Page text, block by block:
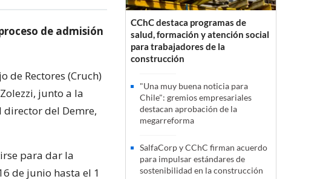
de admisión
de Rectores (Cruch)
junto a la
director del Demre,
para dar la
de junio hasta el 1
CChC destaca programas de
salud, formación y atención social
para trabajadores de la
construcción
"Una muy buena noticia para
Chile": gremios empresariales
destacan aprobación de la
megarreforma
SalfaCorp y CChC firman acuerdo
para impulsar estándares de
sostenibilidad en la construcción